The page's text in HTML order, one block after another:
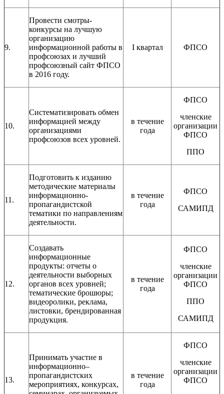
9.
Провести смотры-
конкурсы на лучшую
организацию
информационной работы в
профсоюзах и лучший
профсоюзный сайт ФПСО
в 2016 году.
I квартал ФПСО
10.
Систематизировать обмен
информацией между
организациями
профсоюзов всех уровней.
в течение
года
ФПСО
членские
организации
ФПСО
ППО
11.
Подготовить к изданию
методические материалы
информационно-
пропагандистской
тематики по направлениям
деятельности.
в течение
года
ФПСО
САМИПД
12.
Создавать
информационные
продукты: отчеты о
деятельности выборных
органов всех уровней;
тематические брошюры;
видеоролики, реклама,
листовки, брендированная
продукция.
в течение
года
ФПСО
членские
организации
ФПСО
ППО
САМИПД
13.
Принимать участие в
информационно–
пропагандистских
мероприятиях, конкурсах,
в течение
года
ФПСО
членские
организации
ФПСО